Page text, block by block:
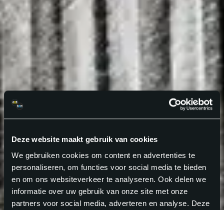
Deze website maakt gebruik van cookies
We gebruiken cookies om content en advertenties te
personaliseren, om functies voor social media te bieden
en om ons websiteverkeer te analyseren. Ook delen we
informatie over uw gebruik van onze site met onze
partners voor social media, adverteren en analyse. Deze